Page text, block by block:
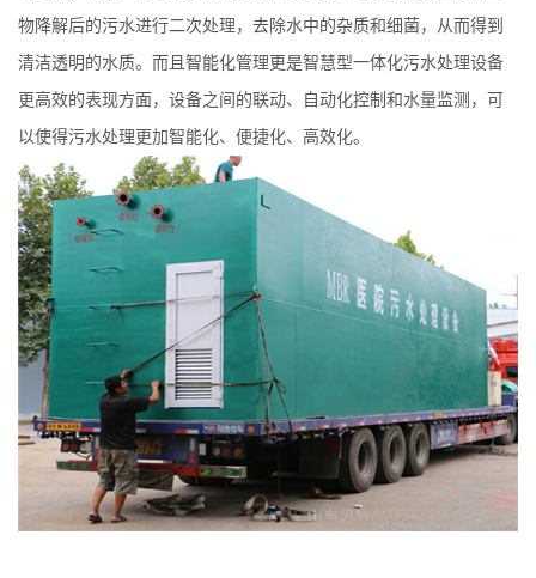
物降解后的污水进行二次处理，去除水中的杂质和细菌，从而得到
清洁透明的水质。而且智能化管理更是智慧型一体化污水处理设备
更高效的表现方面，设备之间的联动、自动化控制和水量监测，可
以使得污水处理更加智能化、便捷化、高效化。